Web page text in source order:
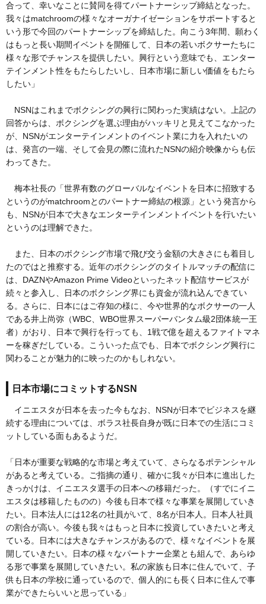
合って、幸いなことに賛同を得てパートナーシップ締結となった。
我々はmatchroomの様々なオーガナイゼーションをサポートすると
いう形で今回のパートナーシップを締結した。向こう3年間、願わく
はもっと長い期間イベントを開催して、日本の若いボクサーたちに
様々な形でチャンスを提供したい。興行という意味でも、エンター
テインメント性をもたらしたいし、日本市場に新しい価値をもたら
したい」
NSNはこれまでボクシングの興行に関わった実績はない。上記の
回答からは、ボクシングを選ぶ理由がハッキリと見えてこなかった
が、NSNがエンターテインメントのイベント業に力を入れたいの
は、発言の一端、そして会見の際に流れたNSNの紹介映像からも伝
わってきた。
梅本社長の「世界有数のグローバルなイベントを日本に招致する
というのがmatchroomとのパートナー締結の根源」という発言から
も、NSNが日本で大きなエンターテインメントイベントを行いたい
というのは理解できた。
また、日本のボクシング市場で飛び交う金額の大きさにも着目し
たのではと推察する。近年のボクシングのタイトルマッチの配信に
は、DAZNやAmazon Prime Videoといったネット配信サービスが
続々と参入し、日本のボクシング界にも資金が流れ込んできてい
る。さらに、日本にはご存知の様に、今や世界的なボクサーの一人
である井上尚弥（WBC、WBO世界スーパーバンタム級2団体統一王
者）がおり、日本で興行を行っても、1戦で億を超えるファイトマネ
ーを稼ぎだしている。こういった点でも、日本でボクシング興行に
関わることが魅力的に映ったのかもしれない。
日本市場にコミットするNSN
イニエスタが日本を去った今もなお、NSNが日本でビジネスを継
続する理由については、ボラス社長自身が既に日本での生活にコミ
ットしている面もあるようだ。
「日本が重要な戦略的な市場と考えていて、さらなるポテンシャル
があると考えている。ご指摘の通り、確かに我々が日本に進出した
きっかけは、イニエスタ選手の日本への移籍だった。（すでにイニ
エスタは移籍したものの）今後も日本で様々な事業を展開していき
たい。日本法人には12名の社員がいて、8名が日本人。日本人社員
の割合が高い。今後も我々はもっと日本に投資していきたいと考え
ている。日本には大きなチャンスがあるので、様々なイベントを展
開していきたい。日本の様々なパートナー企業とも組んで、あらゆ
る形で事業を展開していきたい。私の家族も日本に住んでいて、子
供も日本の学校に通っているので、個人的にも長く日本に住んで事
業ができたらいいと思っている」